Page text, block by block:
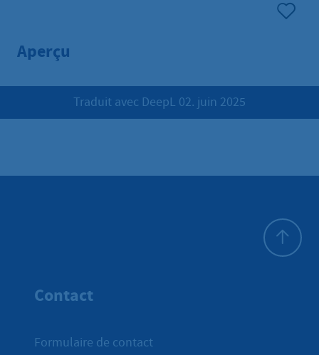
Aperçu
Traduit avec DeepL 02. juin 2025
Contact
Formulaire de contact